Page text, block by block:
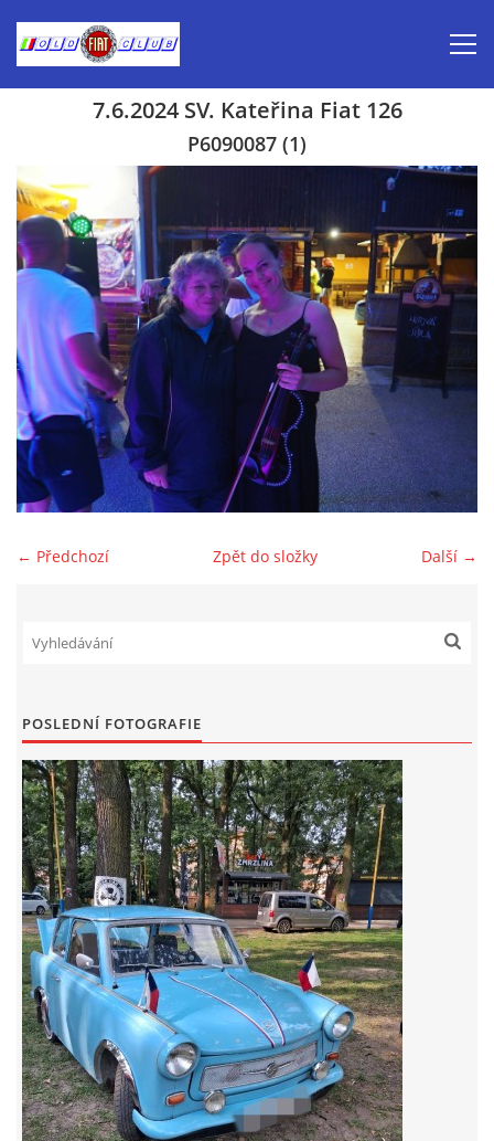
Inzerce prodej
Aktuálně-pozvánky
Kalendář veteránských akcí 2026
Prvomájová jízda 2026
Old Fiat Club historie
Vývozy a osvědčení
Benzín - Čas bioblaženosti přichází
Moderní nafta
Stanovy Old Fiat Clubu, z. s.
GDPR
oldfiatclub@seznam.cz |RSS
7.6.2024 SV. Kateřina Fiat 126
P6090087 (1)
← Předchozí Další →
Zpět do složky
POSLEDNÍ FOTOGRAFIE